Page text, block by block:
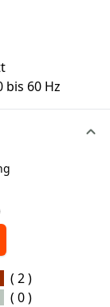
bis 60 Hz
( 2 )
( 0 )